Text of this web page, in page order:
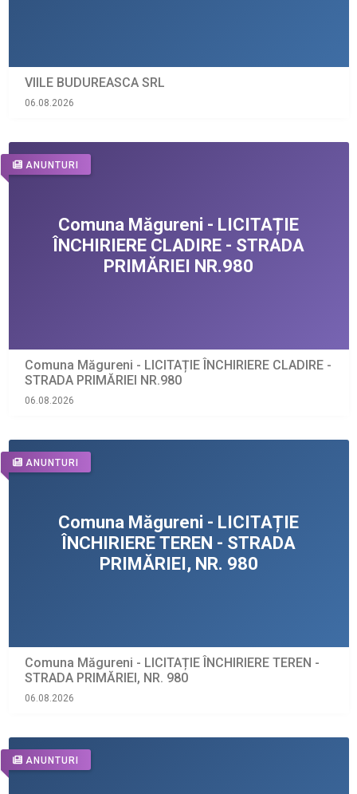
VIILE BUDUREASCA SRL
06.08.2026
ANUNTURI
Comuna Măgureni - LICITAȚIE ÎNCHIRIERE CLADIRE -
STRADA PRIMĂRIEI NR.980
06.08.2026
ANUNTURI
Comuna Măgureni - LICITAȚIE ÎNCHIRIERE TEREN -
STRADA PRIMĂRIEI, NR. 980
06.08.2026
ANUNTURI